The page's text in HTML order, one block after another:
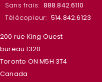
Sans frais: 888.842.6110
Télécopieur: 514.842.6123
200 rue King Ouest
bureau 1320
Toronto ON M5H 3T4
Canada